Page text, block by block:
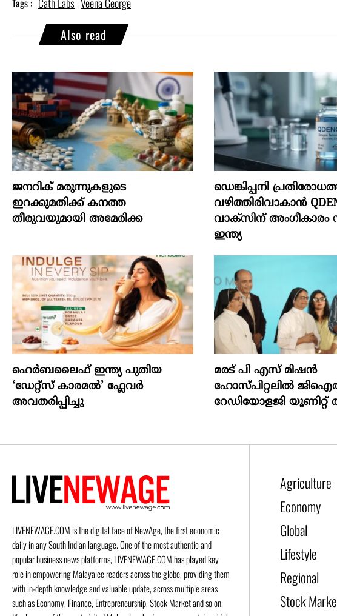
Tags : Cath Labs Veena George
Also read
ജനറിക് മരുന്നുകളുടെ
ഇറക്കുമതിക്ക് കനത്ത
തീരുവയുമായി അമേരിക്ക
ഡെങ്കിപ്പനി
വഴിത്തിരിവാകാൻ
വാക്സിന് അംഗീകാരം
ഇന്ത്യ
ഹെർബലൈഫ് ഇന്ത്യ പുതിയ
‘ഡേറ്റ്സ് കാരമൽ’ ഫ്ലേവർ
അവതരിപ്പിച്ചു
മരട് പി എസ് മിഷന്‍
ഹോസ്പിറ്റലില്‍
റേഡിയോളജി യൂണിറ്റ്
LIVENEWAGE.COM is the digital face of NewAge, the first economic
daily in any South Indian language. One of the most authentic and
popular business news platforms, LIVENEWAGE.COM has played key
role in empowering Malayalee readers across the globe, providing them
with in-depth knowledge and valuable update, across multiple areas
such as Economy, Finance, Entrepreneurship, Stock Market and so on.
Agriculture
Economy
Global
Lifestyle
Regional
Stock